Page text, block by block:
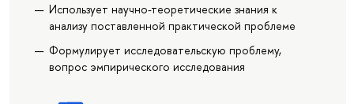
Использует научно-теоретические знания к
анализу поставленной практической проблеме
Формулирует исследовательскую проблему,
вопрос эмпирического исследования